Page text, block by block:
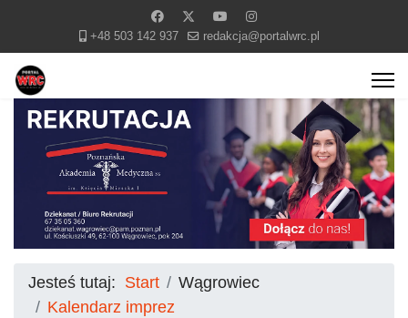
+48 503 142 937 redakcja@portalwrc.pl
Jesteś tutaj: Start
Wągrowiec
Kalendarz imprez